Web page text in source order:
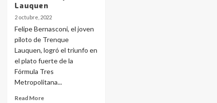
Lauquen
2 octubre, 2022
Felipe Bernasconi, el joven
piloto de Trenque
Lauquen, logró el triunfo en
el plato fuerte de la
Fórmula Tres
Metropolitana...
Read More
4
5
Los precios de los combustibles en
La Pampa, desde YPF hasta Axion